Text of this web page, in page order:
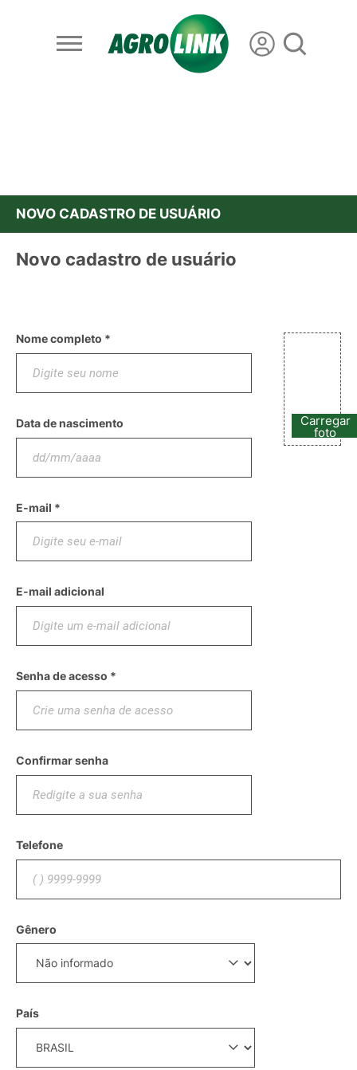
NOVO CADASTRO DE USUÁRIO
Novo cadastro de usuário
Nome completo *
Data de nascimento
E-mail *
E-mail adicional
Senha de acesso *
Confirmar senha
Carregar
foto
Telefone
Gênero
País